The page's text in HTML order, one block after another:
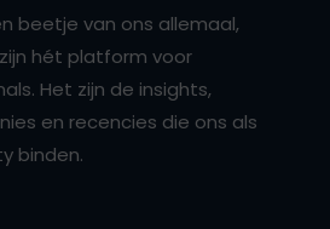
beetje van ons allemaal,
hét platform voor
Het zijn de insights,
en recencies die ons als
binden.